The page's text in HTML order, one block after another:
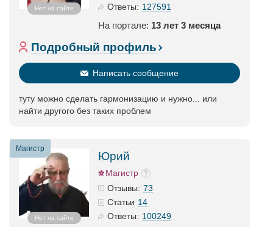
Нет на сайте
Ответы: 127591
На портале: 13 лет 3 месяца
Подробный профиль
Написать сообщение
туту можно сделать гармонизацию и нужно... или
найти другого без таких проблем
Магистр
Нет на сайте
Юрий
Магистр
Отзывы: 73
Статьи 14
Ответы: 100249